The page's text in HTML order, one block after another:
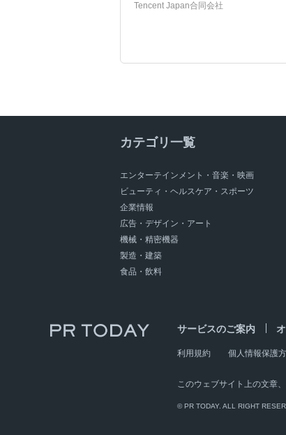
Wayfinder
Tencent Japan合同会社
カテゴリ一覧
エンターテインメント・音楽・映画
ビューティ・ヘルスケア・スポーツ
企業情報
広告・デザイン・アート
機械・精密機器
製造・建築
食品・飲料
サービスのご案内
利用規約 個人情報保護
このウェブサイト上の文章
© PR TODAY. ALL RIGHT